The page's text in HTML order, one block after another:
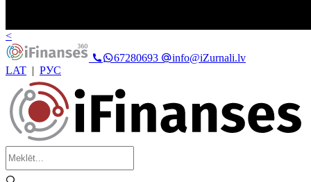
<
67280693
info@iZurnali.lv
LAT | РУС